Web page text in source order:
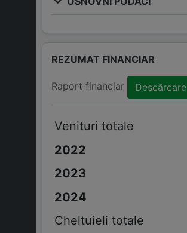
REZUMAT FINANCIAR
Raport financiar Descărcare
Venituri totale
Cheltuieli totale